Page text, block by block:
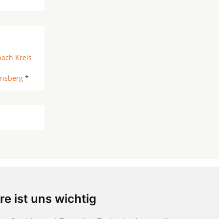
ist uns wichtig
Kreis
*
...